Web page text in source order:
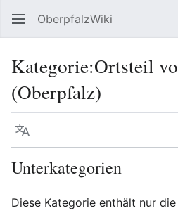
OberpfalzWiki
Kategorie:Ortsteil
(Oberpfalz)
Sprache
Unterkategorien
Diese Kategorie enthält nur